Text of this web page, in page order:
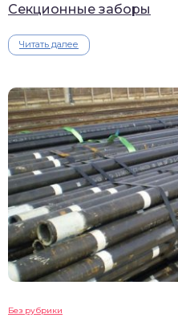
Секционные заборы
Читать далее
Без рубрики